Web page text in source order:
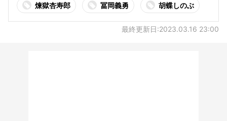
煉獄杏寿郎 冨岡義勇 胡蝶しのぶ
最終更新日:2023.03.16 23:00